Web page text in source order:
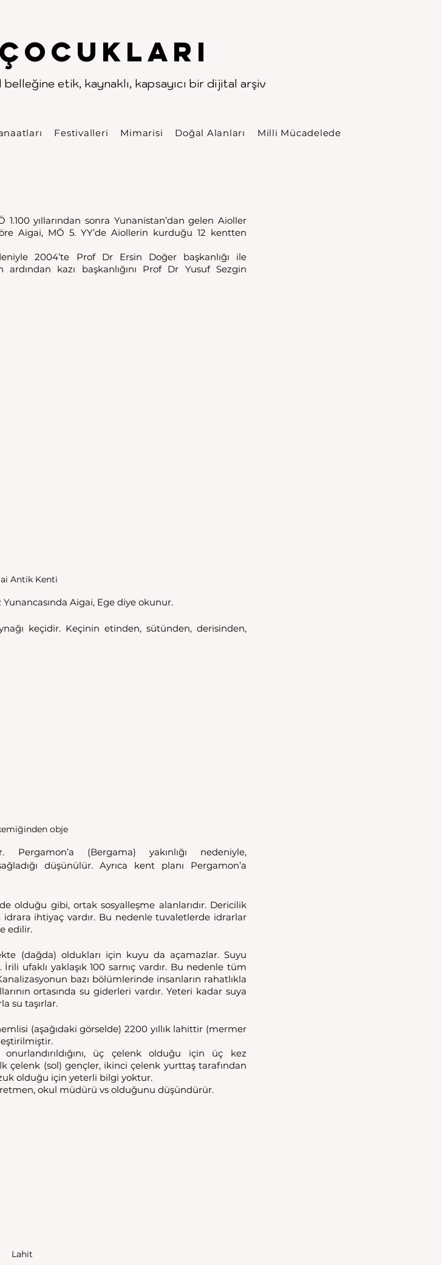
etik, kaynaklı, kapsayıcı bir dijital arşiv
Festivalleri Mimarisi Doğal Alanları Milli Mücadelede
yıllarından sonra Yunanistan’dan gelen Aioller
Aigai, MÖ 5. YY’de Aiollerin kurduğu 12 kentten
2004’te Prof Dr Ersin Doğer başkanlığı ile
kazı başkanlığını Prof Dr Yusuf Sezgin
Antik Kenti
Aigai, Ege diye okunur.
keçidir. Keçinin etinden, sütünden, derisinden,
obje
(Bergama) yakınlığı nedeniyle,
düşünülür. Ayrıca kent planı Pergamon’a
gibi, ortak sosyalleşme alanlarıdır. Dericilik
ihtiyaç vardır. Bu nedenle tuvaletlerde idrarlar
edilir.
(dağda) oldukları için kuyu da açamazlar. Suyu
ufaklı yaklaşık 100 sarnıç vardır. Bu nedenle tüm
bazı bölümlerinde insanların rahatlıkla
ortasında su giderleri vardır. Yeteri kadar suya
su taşırlar.
(aşağıdaki görselde) 2200 yıllık lahittir (mermer
üç çelenk olduğu için üç kez
çelenk (sol) gençler, ikinci çelenk yurttaş tarafından
olduğu için yeterli bilgi yoktur.
okul müdürü vs olduğunu düşündürür.
Lahit